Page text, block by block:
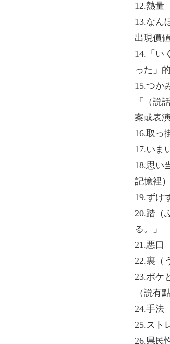
12.熱量
13.なん
出現價
14.「い
った」
15.つか
「（説
案或表
16.取っ
17.いま
18.思い
記憶裡
19.ずけ
20.踏（
る。」
21.悪口
22.裏（
23.ボケ
（説有
24.手法
25.スト
26.県民